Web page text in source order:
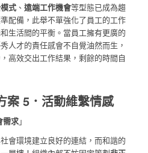
式、 遠端工作機會等型態已成為趨
配備，此舉不單強化了員工的工作
生活間的平衡。當員工擁有更廣的
人才的責任感會不自覺油然而生，
高效交出工作結果，剩餘的時間自
案 5．活動維繫情感
需求」
會環境建立良好的連結，而和諧的